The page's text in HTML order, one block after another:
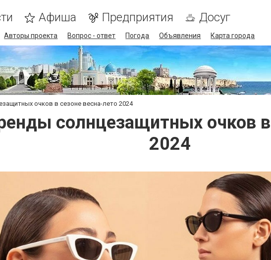
Афиша Предприятия Досуг
Авторы проекта Вопрос - ответ Погода Объявления Карта города
очков в сезоне весна-лето 2024
солнцезащитных очков в
2024